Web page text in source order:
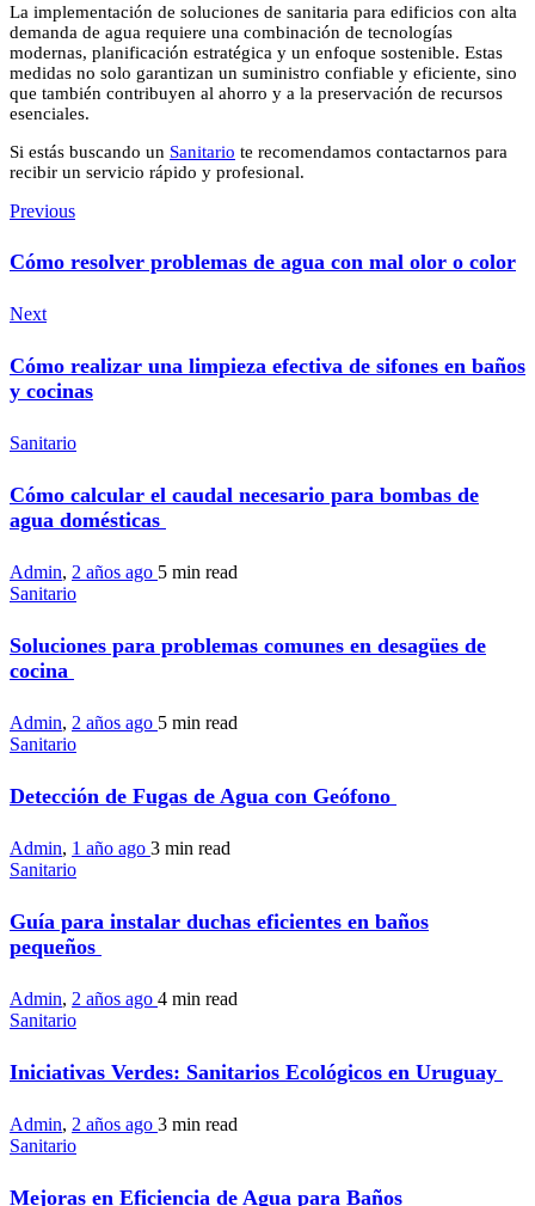
La implementación de soluciones de sanitaria para edificios con alta
demanda de agua requiere una combinación de tecnologías
modernas, planificación estratégica y un enfoque sostenible. Estas
medidas no solo garantizan un suministro confiable y eficiente, sino
que también contribuyen al ahorro y a la preservación de recursos
esenciales.
Si estás buscando un Sanitario te recomendamos contactarnos para
recibir un servicio rápido y profesional.
Previous
Cómo resolver problemas de agua con mal olor o color
Next
Cómo realizar una limpieza efectiva de sifones en baños
y cocinas
Sanitario
Cómo calcular el caudal necesario para bombas de
agua domésticas
Admin, 2 años ago 5 min read
Sanitario
Soluciones para problemas comunes en desagües de
cocina
Admin, 2 años ago 5 min read
Sanitario
Detección de Fugas de Agua con Geófono
Admin, 1 año ago 3 min read
Sanitario
Guía para instalar duchas eficientes en baños
pequeños
Admin, 2 años ago 4 min read
Sanitario
Iniciativas Verdes: Sanitarios Ecológicos en Uruguay
Admin, 2 años ago 3 min read
Sanitario
Mejoras en Eficiencia de Agua para Baños